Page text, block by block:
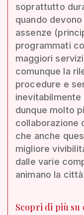
soprattutto
quando
assenze
programmati
maggiori
comunque la
procedure e
inevitabilmente
dunque molto
collaborazione
che anche
migliore
dalle varie
animano la
Scopri di più